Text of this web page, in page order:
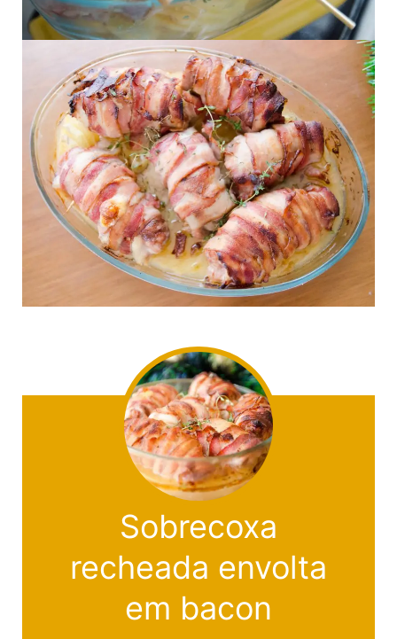
Sobrecoxa
recheada envolta
em bacon